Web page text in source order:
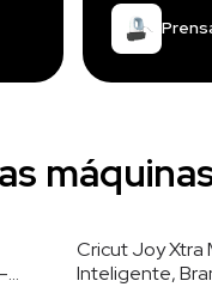
Cricut Joy Xtra
Inteligente,